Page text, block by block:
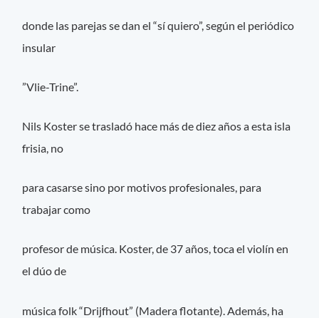
donde las parejas se dan el “sí quiero”, según el periódico
insular
”Vlie-Trine”.
Nils Koster se trasladó hace más de diez años a esta isla
frisia, no
para casarse sino por motivos profesionales, para
trabajar como
profesor de música. Koster, de 37 años, toca el violín en
el dúo de
música folk “Drijfhout” (Madera flotante). Además, ha